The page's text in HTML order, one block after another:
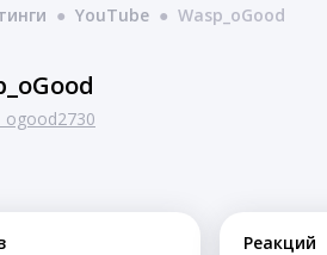
● YouTube ● Wasp_oGood
Реакций